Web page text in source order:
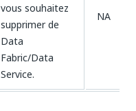
vous souhaitez
supprimer de
Data
Fabric/Data
Service.
NA